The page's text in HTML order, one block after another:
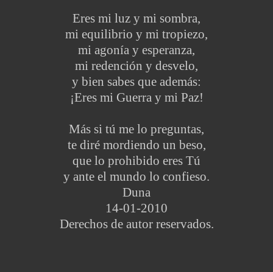
Eres mi luz y mi sombra,
mi equilibrio y mi tropiezo,
mi agonía y esperanza,
mi redención y desvelo,
y bien sabes que además:
¡Eres mi Guerra y mi Paz!
Más si tú me lo preguntas,
te diré mordiendo un beso,
que lo prohibido eres Tú
y ante el mundo lo confieso.
Duna
14-01-2010
Derechos de autor reservados.